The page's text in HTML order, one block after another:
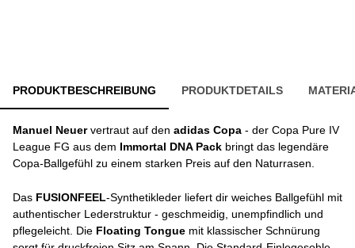
PRODUKTBESCHREIBUNG PRODUKTDETAILS
Manuel Neuervertraut auf den adidas Copa - der Copa Pure IV
League FG aus dem Immortal DNA Pack bringt das legendäre
Copa-Ballgefühl zu einem starken Preis auf den Naturrasen.
Das FUSIONFEEL-Synthetikleder liefert dir weiches Ballgefühl mit
authentischer Lederstruktur - geschmeidig, unempfindlich und
pflegeleicht. Die Floating Tongue mit klassischer Schnürung